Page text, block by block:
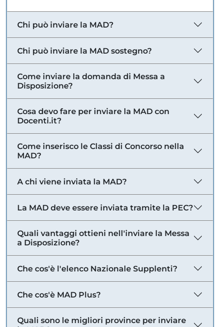
Chi può inviare la MAD?
Chi può inviare la MAD sostegno?
Come inviare la domanda di Messa a
Disposizione?
Cosa devo fare per inviare la MAD con
Docenti.it?
Come inserisco le Classi di Concorso nella
MAD?
A chi viene inviata la MAD?
La MAD deve essere inviata tramite la PEC?
Quali vantaggi ottieni nell'inviare la Messa
a Disposizione?
Che cos'è l'elenco Nazionale Supplenti?
Che cos'è MAD Plus?
Quali sono le migliori province per inviare